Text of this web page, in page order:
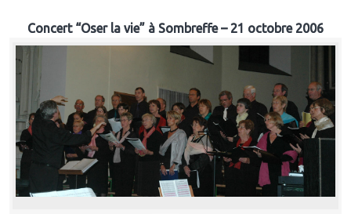
Concert “Oser la vie” à Sombreffe – 21 octobre 2006